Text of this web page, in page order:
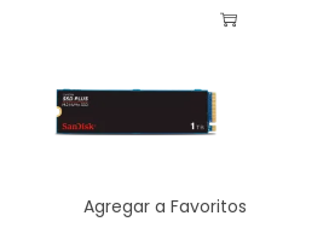
Agregar a Favoritos